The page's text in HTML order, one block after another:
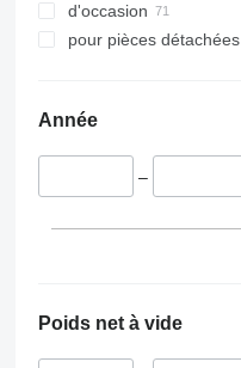
d'occasion
pour pièces détachées
Année
–
Poids net à vide